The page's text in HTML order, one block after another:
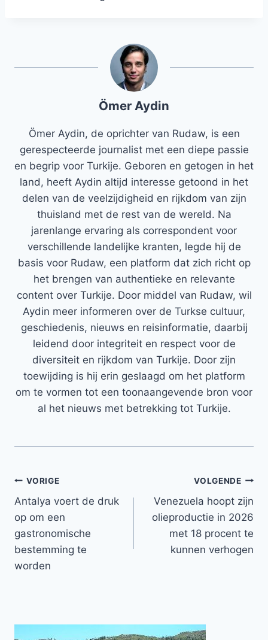
Ömer Aydin
Ömer Aydin, de oprichter van Rudaw, is een
gerespecteerde journalist met een diepe passie
en begrip voor Turkije. Geboren en getogen in het
land, heeft Aydin altijd interesse getoond in het
delen van de veelzijdigheid en rijkdom van zijn
thuisland met de rest van de wereld. Na
jarenlange ervaring als correspondent voor
verschillende landelijke kranten, legde hij de
basis voor Rudaw, een platform dat zich richt op
het brengen van authentieke en relevante
content over Turkije. Door middel van Rudaw, wil
Aydin meer informeren over de Turkse cultuur,
geschiedenis, nieuws en reisinformatie, daarbij
leidend door integriteit en respect voor de
diversiteit en rijkdom van Turkije. Door zijn
toewijding is hij erin geslaagd om het platform
om te vormen tot een toonaangevende bron voor
al het nieuws met betrekking tot Turkije.
Bericht
navigatie
VORIGE
Antalya voert de druk
op om een ​​
gastronomische
bestemming te
worden
VOLGENDE
Venezuela hoopt zijn
olieproductie in 2026
met 18 procent te
kunnen verhogen